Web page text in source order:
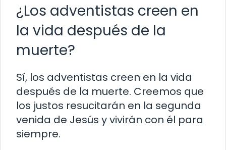
¿Los adventistas creen en
la vida después de la
muerte?
Sí, los adventistas creen en la vida
después de la muerte. Creemos que
los justos resucitarán en la segunda
venida de Jesús y vivirán con él para
siempre.